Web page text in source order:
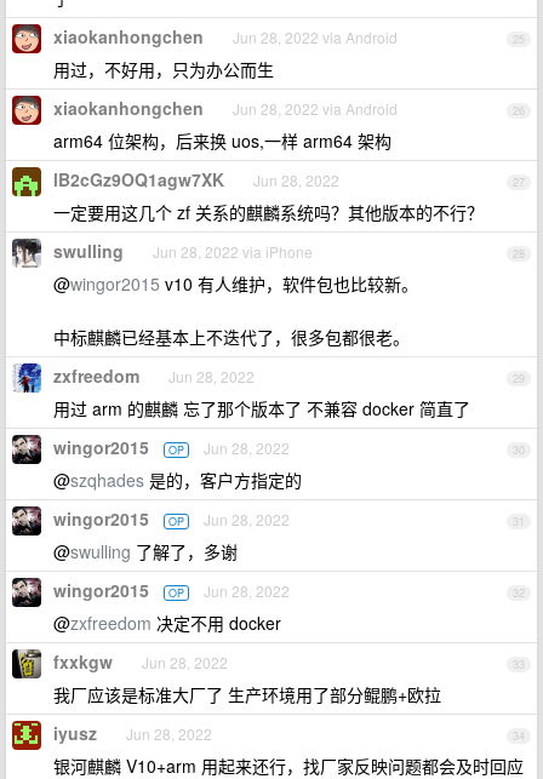
25
xiaokanhongchen Jun 28, 2022 via Android
用过，不好用，只为办公而生
26
xiaokanhongchen Jun 28, 2022 via Android
arm64 位架构，后来换 uos,一样 arm64 架构
27
lB2cGz9OQ1agw7XK Jun 28, 2022
一定要用这几个 zf 关系的麒麟系统吗？其他版本的不行？
28
swulling Jun 28, 2022 via iPhone
@wingor2015 v10 有人维护，软件包也比较新。
中标麒麟已经基本上不迭代了，很多包都很老。
29
zxfreedom Jun 28, 2022
用过 arm 的麒麟 忘了那个版本了 不兼容 docker 简直了
30
wingor2015 OP Jun 28, 2022
@szqhades 是的，客户方指定的
31
wingor2015 OP Jun 28, 2022
@swulling 了解了，多谢
32
wingor2015 OP Jun 28, 2022
@zxfreedom 决定不用 docker
33
fxxkgw Jun 28, 2022
我厂应该是标准大厂了 生产环境用了部分鲲鹏+欧拉
34
iyusz Jun 28, 2022
银河麒麟 V10+arm 用起来还行，找厂家反映问题都会及时回应